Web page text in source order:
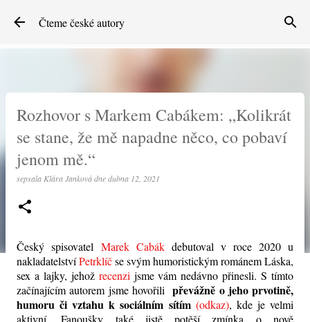
Přeskočit na hlavní obsah
Čteme české autory
Rozhovor s Markem Cabákem: „Kolikrát
se stane, že mě napadne něco, co pobaví
jenom mě.“
sepsala Klára Jankovádnedubna 12, 2021
Český spisovatel Marek Cabák debutoval v roce 2020 u
nakladatelstvíPetrklíčse svým humoristickým románem Láska,
sex a lajky, jehož recenzi jsme vám nedávno přinesli. S tímto
začínajícím autorem jsme hovořilipřevážně o jeho prvotině,
humoru či vztahu k sociálním sítím (odkaz), kde je velmi
aktivní. Fanoušky také jistě potěší zmínka o nově